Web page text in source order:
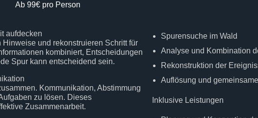
Ab 99€ pro Person
aufdecken
und rekonstruieren Schritt für
kombiniert, Entscheidungen
Spur kann entscheidend sein.
Kommunikation, Abstimmung
zu lösen. Dieses
Zusammenarbeit.
Spurensuche im Wald
Analyse und Kombination
Rekonstruktion der
Auflösung und
Inklusive Leistungen